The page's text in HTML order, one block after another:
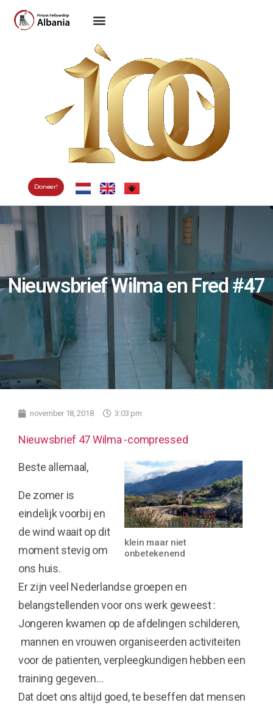
Doneer!
Nieuwsbrief Wilma en Fred #47
november 18, 2018 3:03 pm
Nieuwsbrief 47 Wilma -compressed
klein maar niet
onbetekenend
Beste allemaal,
De zomer is
eindelijk voorbij en
de wind waait op dit
moment stevig om
ons huis.
Er zijn veel Nederlandse groepen en
belangstellenden voor ons werk geweest :
Jongeren kwamen op de afdelingen schilderen,
mannen en vrouwen organiseerden activiteiten
voor de patienten, verpleegkundigen hebben een
training gegeven…
Dat doet ons altijd goed, te beseffen dat mensen